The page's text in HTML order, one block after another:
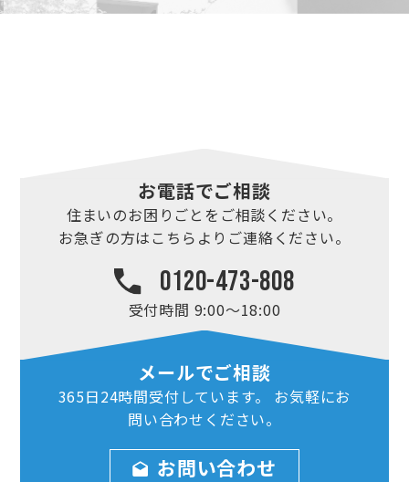
お電話でご相談
住まいのお困りごとを ご相談ください。
お急ぎの方はこちらより ご連絡ください。
0120-473-808
受付時間 9:00～18:00
メールでご相談
365日24時間受付しています。
お気軽にお
問い合わせ ください。
お問い合わせ